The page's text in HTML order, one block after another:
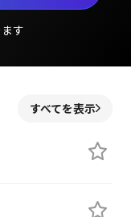
す
すべてを表示